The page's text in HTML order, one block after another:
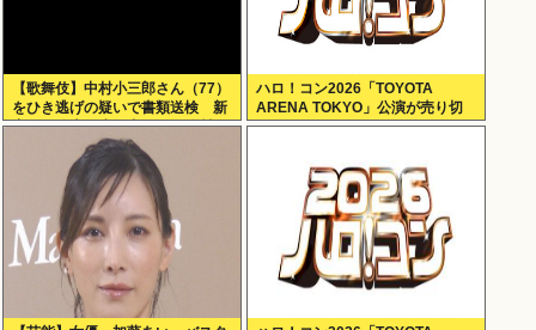
【歌舞伎】中村小三郎さん（77）
をひき逃げの疑いで書類送検 新
宿区の路上で歩行者の20代女性を
はねてけがをさせたうえ、そのま
ハロ！コン2026「TOYOTA
ARENA TOKYO」公演が売り切
れない